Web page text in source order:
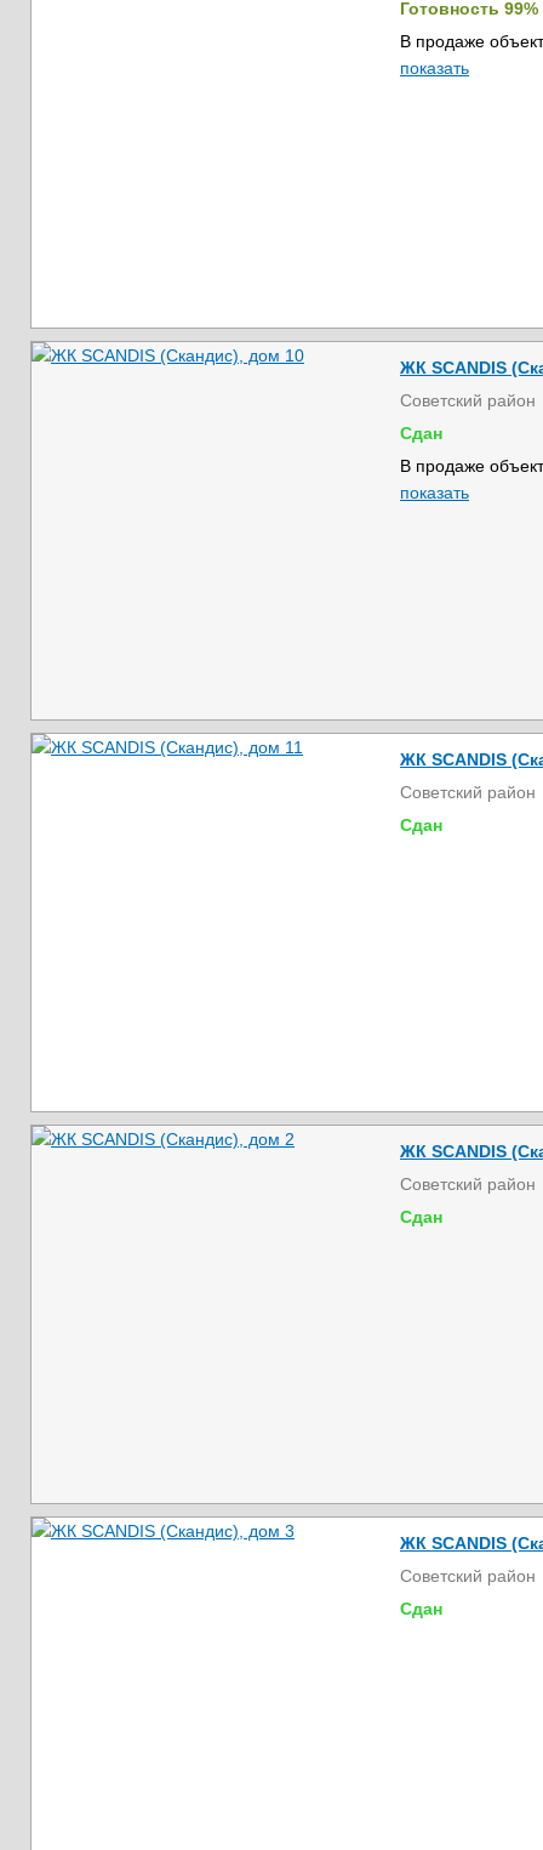
Готовность 99%
В продаже
показать
ЖК SCANDIS
Советский район
Сдан
В продаже
показать
ЖК SCANDIS
Советский район
Сдан
ЖК SCANDIS
Советский район
Сдан
ЖК SCANDIS
Советский район
Сдан